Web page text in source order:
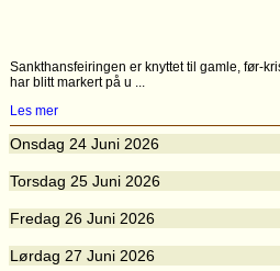
Sankthansfeiringen er knyttet til gamle, før-
har blitt markert på u ...
Les mer
Onsdag 24 Juni 2026
Torsdag 25 Juni 2026
Fredag 26 Juni 2026
Lørdag 27 Juni 2026